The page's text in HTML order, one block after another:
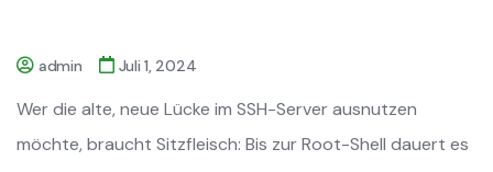
admin Juli 1, 2024
Wer die alte, neue Lücke im SSH-Server ausnutzen
möchte, braucht Sitzfleisch: Bis zur Root-Shell dauert es